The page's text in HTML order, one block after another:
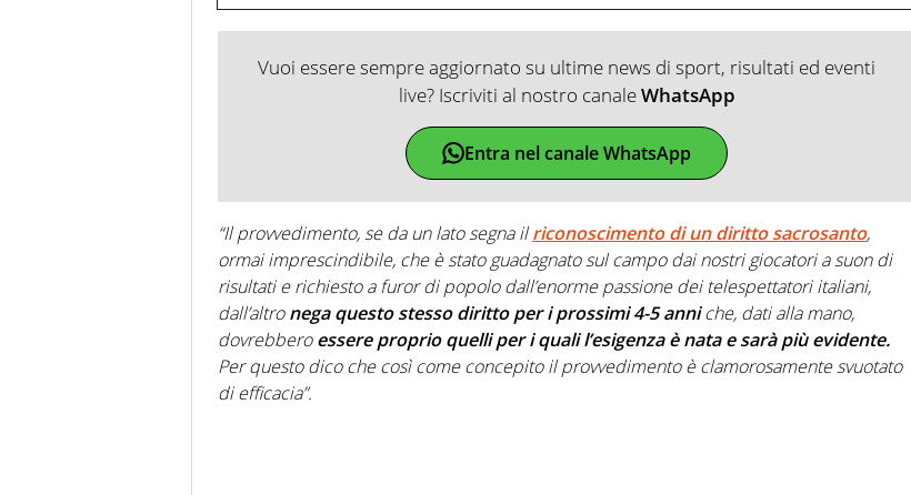
Vuoi essere sempre aggiornato su ultime news di sport, risultati ed eventi
live? Iscriviti al nostro canaleWhatsApp
Entra nel canale WhatsApp
“Il provvedimento, se da un lato segna ilriconoscimento di un diritto sacrosanto,
ormai imprescindibile, che è stato guadagnato sul campo dai nostri giocatori a suon di
risultati e richiesto a furor di popolo dall’enorme passione dei telespettatori italiani,
dall’altronega questo stesso diritto per i prossimi 4-5 anniche, dati alla mano,
dovrebberoessere proprio quelli per i quali l’esigenza è nata e sarà più evidente.
Per questo dico che così come concepito il provvedimento è clamorosamente svuotato
di efficacia”.